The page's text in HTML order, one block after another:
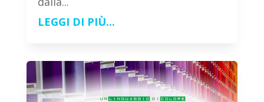
LEGGI DI PIÙ...